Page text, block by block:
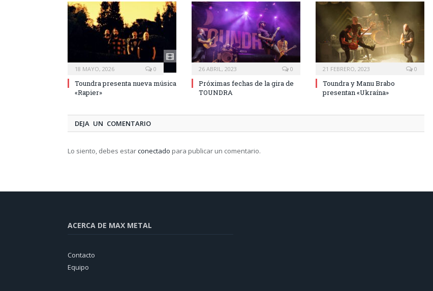
18 MAYO, 2026 0
Toundra presenta nueva música
«Rapier»
26 ABRIL, 2023 0
Próximas fechas de la gira de
TOUNDRA
21 FEBRERO, 2023 0
Toundra y Manu Brabo
presentan «Ukraína»
DEJA UN COMENTARIO
Lo siento, debes estarconectado para publicar un comentario.
ACERCA DE MAX METAL
Contacto
Equipo